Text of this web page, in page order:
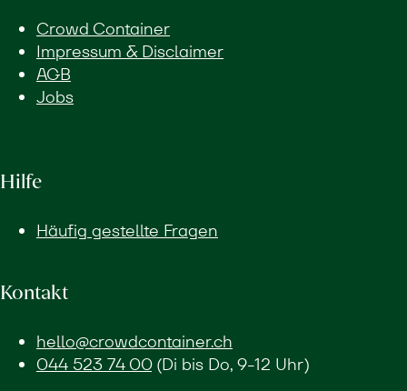
Crowd Container
Impressum & Disclaimer
AGB
Jobs
Hilfe
Häufig gestellte Fragen
Kontakt
hello@crowdcontainer.ch
044 523 74 00(Di bis Do, 9-12 Uhr)